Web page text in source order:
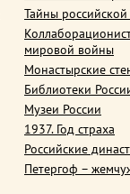
Тайны
мировой войны
Монастырские
Библиотеки
Музеи России
1937. Год страха
Российские
Петергоф –